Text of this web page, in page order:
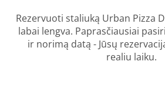
Rezervuoti staliuką Urban Pizza
labai lengva. Paprasčiausiai
ir norimą datą - Jūsų
realiu laiku.